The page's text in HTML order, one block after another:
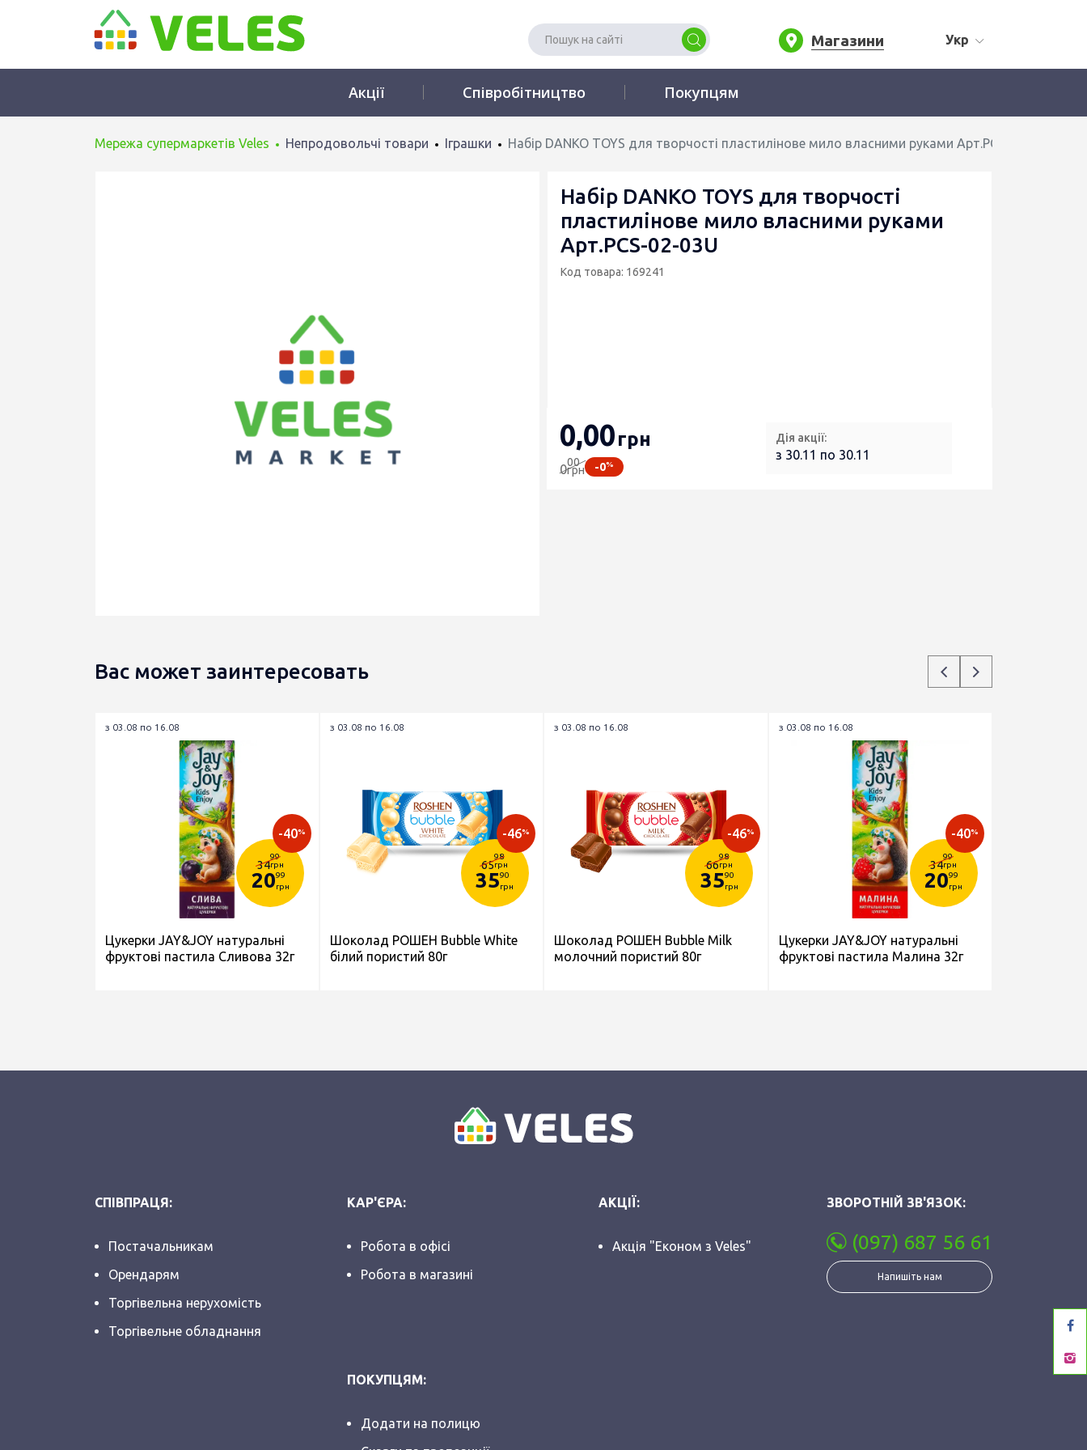
Магазини Укр
Акції Співробітництво Покупцям
Мережа супермаркетів Veles Непродовольчі товари Іграшки Набір DANKO TOYS для творчості пластилінове мило власними руками Арт.PCS-02-03U
Набір DANKO TOYS для творчості
пластилінове мило власними руками
Арт.PCS-02-03U
Код товара: 169241
0,00грн
000
грн -0%
Дія акції:
з 30.11 по 30.11
Вас может заинтересовать
з 03.08 по 16.08
34
99
грн
2099
грн
-40%
Цукерки JAY&JOY натуральні
фруктові пастила Сливова 32г
з 03.08 по 16.08
65
98
грн
3590
грн
-46%
Шоколад РОШЕН Bubble White
білий пористий 80г
з 03.08 по 16.08
66
98
грн
3590
грн
-46%
Шоколад РОШЕН Bubble Milk
молочний пористий 80г
з 03.08 по 16.08
34
99
грн
2099
грн
-40%
Цукерки JAY&JOY натуральні
фруктові пастила Малина 32г
СПІВПРАЦЯ:
Постачальникам
Орендарям
Торгівельна нерухомість
Торгівельне обладнання
КАР'ЄРА:
Робота в офісі
Робота в магазині
АКЦІЇ:
Акція "Економ з Veles"
ПОКУПЦЯМ:
Додати на полицю
ЗВОРОТНІЙ ЗВ'ЯЗОК:
(097) 687 56 61
Напишіть нам